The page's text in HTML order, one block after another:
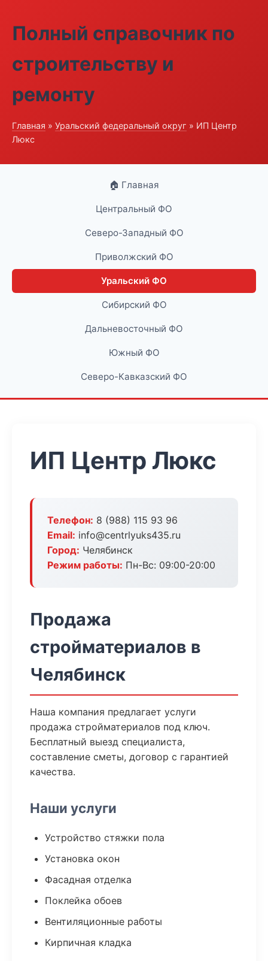
Полный справочник по
строительству и
ремонту
Главная » Уральский федеральный округ » ИП Центр
Люкс
🏠 Главная
Центральный ФО
Северо-Западный ФО
Приволжский ФО
Уральский ФО
Сибирский ФО
Дальневосточный ФО
Южный ФО
Северо-Кавказский ФО
ИП Центр Люкс
Телефон: 8 (988) 115 93 96
Email: info@centrlyuks435.ru
Город: Челябинск
Режим работы: Пн-Вс: 09:00-20:00
Продажа
стройматериалов в
Челябинск
Наша компания предлагает услуги
продажа стройматериалов под ключ.
Бесплатный выезд специалиста,
составление сметы, договор с гарантией
качества.
Наши услуги
Устройство стяжки пола
Установка окон
Фасадная отделка
Поклейка обоев
Вентиляционные работы
Кирпичная кладка